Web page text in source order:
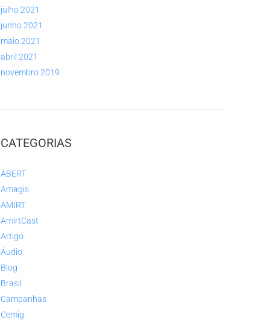
julho 2021
junho 2021
maio 2021
abril 2021
novembro 2019
CATEGORIAS
ABERT
Amagis
AMIRT
AmirtCast
Artigo
Áudio
Blog
Brasil
Campanhas
Cemig